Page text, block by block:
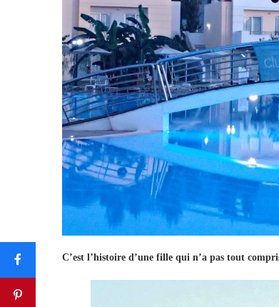
C’est l’histoire d’une fille qui n’a pas tout